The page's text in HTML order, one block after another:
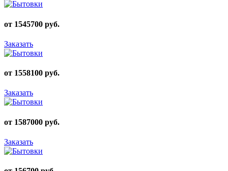
от 1545700 руб.
Заказать
от 1558100 руб.
Заказать
от 1587000 руб.
Заказать